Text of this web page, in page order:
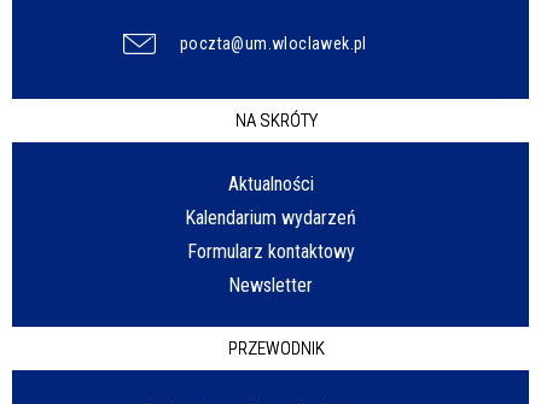
poczta@um.wloclawek.pl
NA SKRÓTY
Aktualności
Kalendarium wydarzeń
Formularz kontaktowy
Newsletter
PRZEWODNIK